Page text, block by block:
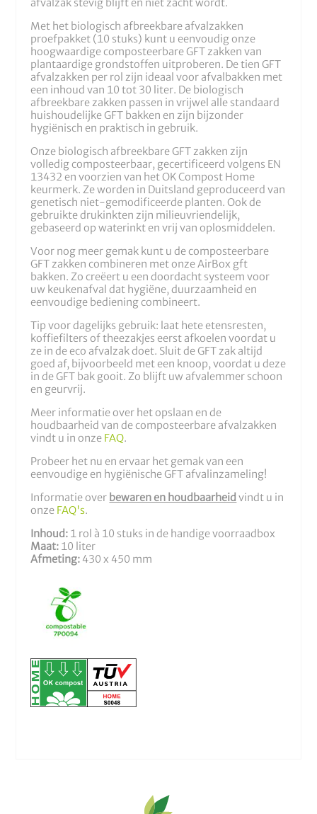
afvalzak stevig blijft en niet zacht wordt.
Met het biologisch afbreekbare afvalzakken
proefpakket (10 stuks) kunt u eenvoudig onze
hoogwaardige composteerbare GFT zakken van
plantaardige grondstoffen uitproberen. De tien GFT
afvalzakken per rol zijn ideaal voor afvalbakken met
een inhoud van 10 tot 30 liter. De biologisch
afbreekbare zakken passen in vrijwel alle standaard
huishoudelijke GFT bakken en zijn bijzonder
hygiënisch en praktisch in gebruik.
Onze biologisch afbreekbare GFT zakken zijn
volledig composteerbaar, gecertificeerd volgens EN
13432 en voorzien van het OK Compost Home
keurmerk. Ze worden in Duitsland geproduceerd van
genetisch niet-gemodificeerde planten. Ook de
gebruikte drukinkten zijn milieuvriendelijk,
gebaseerd op waterinkt en vrij van oplosmiddelen.
Voor nog meer gemak kunt u de composteerbare
GFT zakken combineren met onze AirBox gft
bakken. Zo creëert u een doordacht systeem voor
uw keukenafval dat hygiëne, duurzaamheid en
eenvoudige bediening combineert.
Tip voor dagelijks gebruik: laat hete etensresten,
koffiefilters of theezakjes eerst afkoelen voordat u
ze in de eco afvalzak doet. Sluit de GFT zak altijd
goed af, bijvoorbeeld met een knoop, voordat u deze
in de GFT bak gooit. Zo blijft uw afvalemmer schoon
en geurvrij.
Meer informatie over het opslaan en de
houdbaarheid van de composteerbare afvalzakken
vindt u in onze FAQ.
Probeer het nu en ervaar het gemak van een
eenvoudige en hygiënische GFT afvalinzameling!
Informatie over bewaren en houdbaarheid vindt u in
onze FAQ's.
Inhoud: 1 rol à 10 stuks in de handige voorraadbox
Maat: 10 liter
Afmeting: 430 x 450 mm